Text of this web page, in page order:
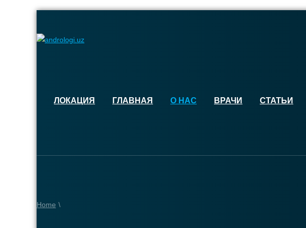
ЛОКАЦИЯ ГЛАВНАЯ О НАС ВРАЧИ СТАТЬИ
Home \